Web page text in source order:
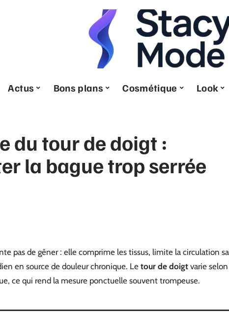
Actus Bons plans Cosmétique Look
du tour de doigt :
la bague trop serrée
pas de gêner : elle comprime les tissus, limite la circulation
en source de douleur chronique. Le tour de doigt varie selon
ce qui rend la mesure ponctuelle souvent trompeuse.